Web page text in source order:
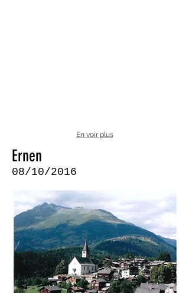
En voir plus
Ernen
08/10/2016